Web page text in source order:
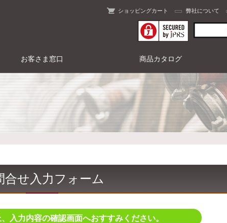
ショッピングカート 弊社について
お客さま窓口 商品カタログ
合せ入力フォーム
入力内容の確認画面へおすすみください。